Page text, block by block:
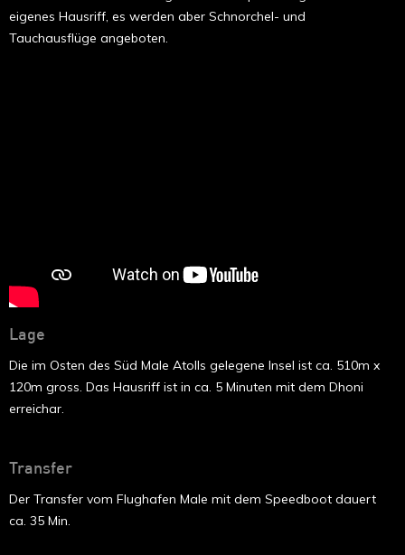
eigenes Hausriff, es werden aber Schnorchel- und
Tauchausflüge angeboten.
Lage
Die im Osten des Süd Male Atolls gelegene Insel ist ca. 510m x
120m gross. Das Hausriff ist in ca. 5 Minuten mit dem Dhoni
erreichar.
Transfer
Der Transfer vom Flughafen Male mit dem Speedboot dauert
ca. 35 Min.